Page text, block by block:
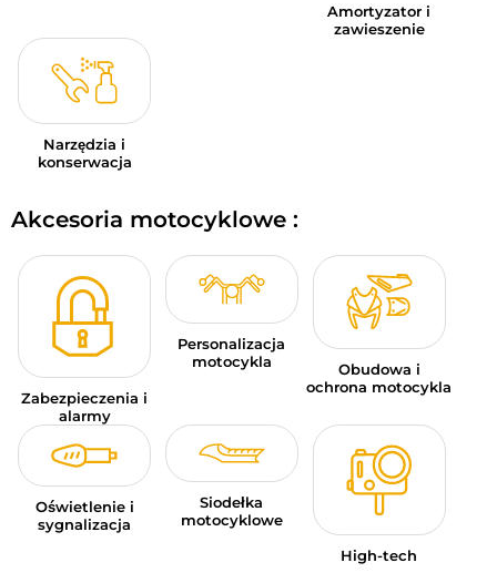
Amortyzator i
zawieszenie
Narzędzia i
konserwacja
Akcesoria motocyklowe :
Zabezpieczenia i
alarmy
Personalizacja
motocykla
Obudowa i
ochrona motocykla
Oświetlenie i
sygnalizacja
Siodełka
motocyklowe
High-tech